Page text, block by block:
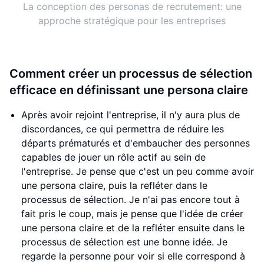
La conception des personas de recrutement: une
approche stratégique pour les entreprises
Comment créer un processus de sélection
efficace en définissant une persona claire
Après avoir rejoint l'entreprise, il n'y aura plus de
discordances, ce qui permettra de réduire les
départs prématurés et d'embaucher des personnes
capables de jouer un rôle actif au sein de
l'entreprise. Je pense que c'est un peu comme avoir
une persona claire, puis la refléter dans le
processus de sélection. Je n'ai pas encore tout à
fait pris le coup, mais je pense que l'idée de créer
une persona claire et de la refléter ensuite dans le
processus de sélection est une bonne idée. Je
regarde la personne pour voir si elle correspond à